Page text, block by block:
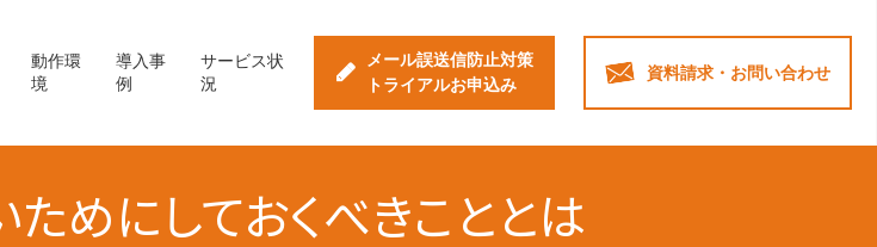
動作環
境
導入事
例
サービス状
況
メール誤送信防止対策
トライアルお申込み
資料請求・ お問い合わせ
めにしておくべきこととは